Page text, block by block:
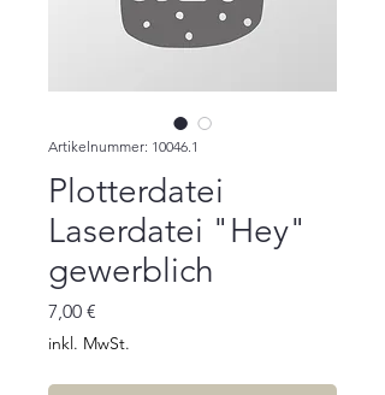
Artikelnummer: 10046.1
Plotterdatei
Laserdatei "Hey"
gewerblich
7,00 €
inkl. MwSt.